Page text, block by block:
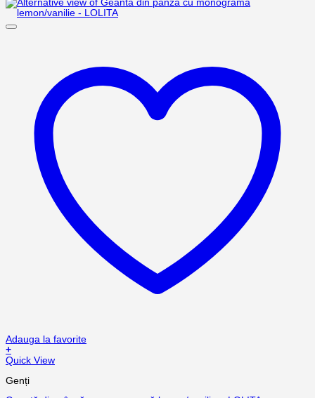
Adauga la favorite
+
Quick View
Genți